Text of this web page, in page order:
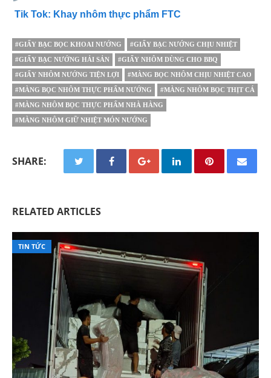
Tik Tok: Khay nhôm thực phẩm FTC
#GIẤY BẠC BỌC KHOAI NƯỚNG #GIẤY BẠC NƯỚNG CHỊU NHIỆT
#GIẤY BẠC NƯỚNG HẢI SẢN #GIẤY NHÔM DÙNG CHO BBQ
#GIẤY NHÔM NƯỚNG TIỆN LỢI #MÀNG BỌC NHÔM CHỊU NHIỆT CAO
#MÀNG BỌC NHÔM THỰC PHẨM NƯỚNG #MÀNG NHÔM BỌC THỊT CÁ
#MÀNG NHÔM BỌC THỰC PHẨM NHÀ HÀNG
#MÀNG NHÔM GIỮ NHIỆT MÓN NƯỚNG
SHARE:
RELATED ARTICLES
TIN TỨC